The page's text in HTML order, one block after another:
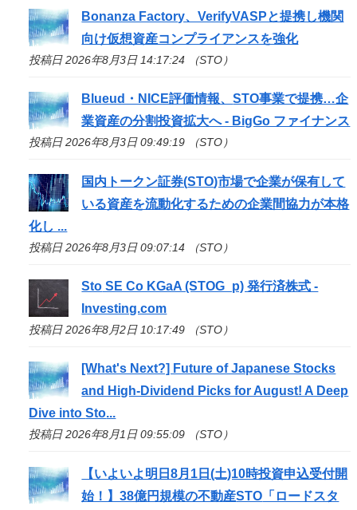
Bonanza Factory、VerifyVASPと提携し機関
向け仮想資産コンプライアンスを強化
投稿日 2026年8月3日 14:17:24 （STO）
Blueud・NICE評価情報、STO事業で提携…企
業資産の分割投資拡大へ - BigGo ファイナンス
投稿日 2026年8月3日 09:49:19 （STO）
国内トークン証券(STO)市場で企業が保有して
いる資産を流動化するための企業間協力が本格
化し ...
投稿日 2026年8月3日 09:07:14 （STO）
Sto SE Co KGaA (STOG_p) 発行済株式 -
Investing.com
投稿日 2026年8月2日 10:17:49 （STO）
[What's Next?] Future of Japanese Stocks
and High-Dividend Picks for August! A Deep
Dive intoSto...
投稿日 2026年8月1日 09:55:09 （STO）
【いよいよ明日8月1日(土)10時投資申込受付開
始！】38億円規模の不動産STO 「ロードスタ